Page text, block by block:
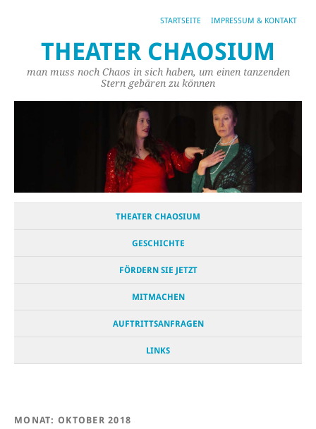
STARTSEITE IMPRESSUM & KONTAKT
THEATER CHAOSIUM
man muss noch Chaos in sich haben, um einen tanzenden
Stern gebären zu können
THEATER CHAOSIUM
GESCHICHTE
FÖRDERN SIE JETZT
MITMACHEN
AUFTRITTSANFRAGEN
LINKS
MONAT: OKTOBER 2018